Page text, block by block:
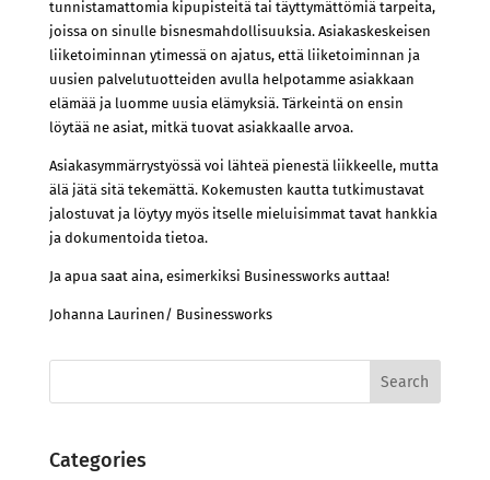
tunnistamattomia kipupisteitä tai täyttymättömiä tarpeita,
joissa on sinulle bisnesmahdollisuuksia. Asiakaskeskeisen
liiketoiminnan ytimessä on ajatus, että liiketoiminnan ja
uusien palvelutuotteiden avulla helpotamme asiakkaan
elämää ja luomme uusia elämyksiä. Tärkeintä on ensin
löytää ne asiat, mitkä tuovat asiakkaalle arvoa.
Asiakasymmärrystyössä voi lähteä pienestä liikkeelle, mutta
älä jätä sitä tekemättä. Kokemusten kautta tutkimustavat
jalostuvat ja löytyy myös itselle mieluisimmat tavat hankkia
ja dokumentoida tietoa.
Ja apua saat aina, esimerkiksi Businessworks auttaa!
Johanna Laurinen/ Businessworks
Search
Categories